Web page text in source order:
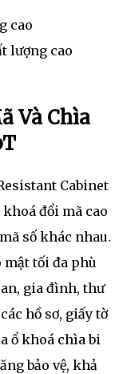
Và Chìa
Cabinet
đổi mã cao
số khác nhau.
tối đa phù
gia đình, thư
hồ sơ, giấy tờ
ổ khoá chìa bi
bảo vệ, khả